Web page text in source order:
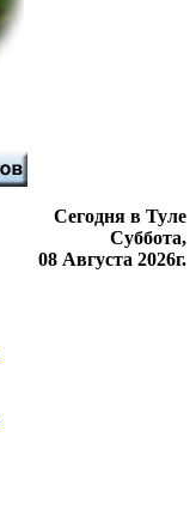
Сегодня в Туле
Суббота,
08 Августа 2026г.